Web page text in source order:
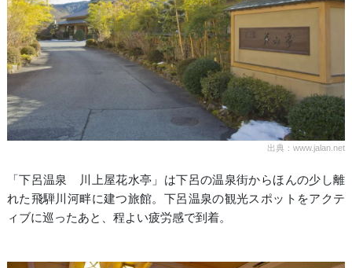
出典：www.jalan.net
「下呂温泉 川上屋花水亭」は下呂の温泉街からほんの少し離
れた飛騨川河畔に建つ旅館。下呂温泉の観光スポットをアクテ
ィブに巡ったあと、程よい疲労感で到着。